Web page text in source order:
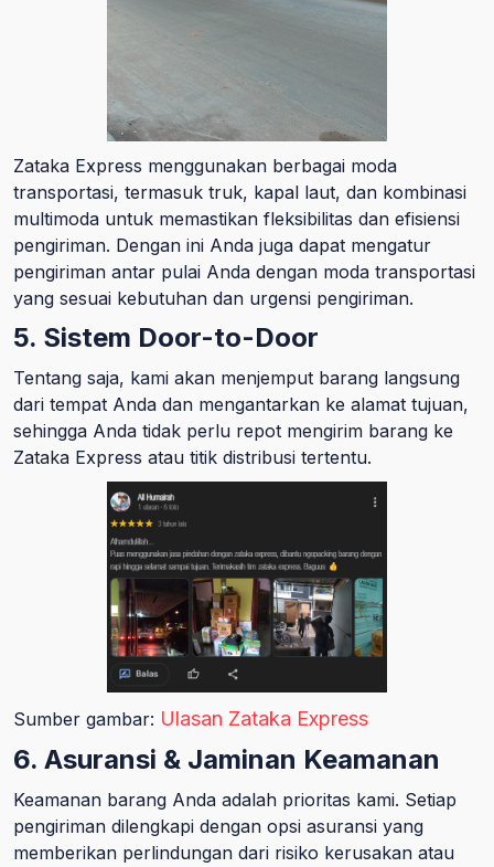
Zataka Express menggunakan berbagai moda
transportasi, termasuk truk, kapal laut, dan kombinasi
multimoda untuk memastikan fleksibilitas dan efisiensi
pengiriman. Dengan ini Anda juga dapat mengatur
pengiriman antar pulai Anda dengan moda transportasi
yang sesuai kebutuhan dan urgensi pengiriman.
5. Sistem Door-to-Door
Tentang saja, kami akan menjemput barang langsung
dari tempat Anda dan mengantarkan ke alamat tujuan,
sehingga Anda tidak perlu repot mengirim barang ke
Zataka Express atau titik distribusi tertentu.
Sumber gambar: Ulasan Zataka Express
6. Asuransi & Jaminan Keamanan
Keamanan barang Anda adalah prioritas kami. Setiap
pengiriman dilengkapi dengan opsi asuransi yang
memberikan perlindungan dari risiko kerusakan atau